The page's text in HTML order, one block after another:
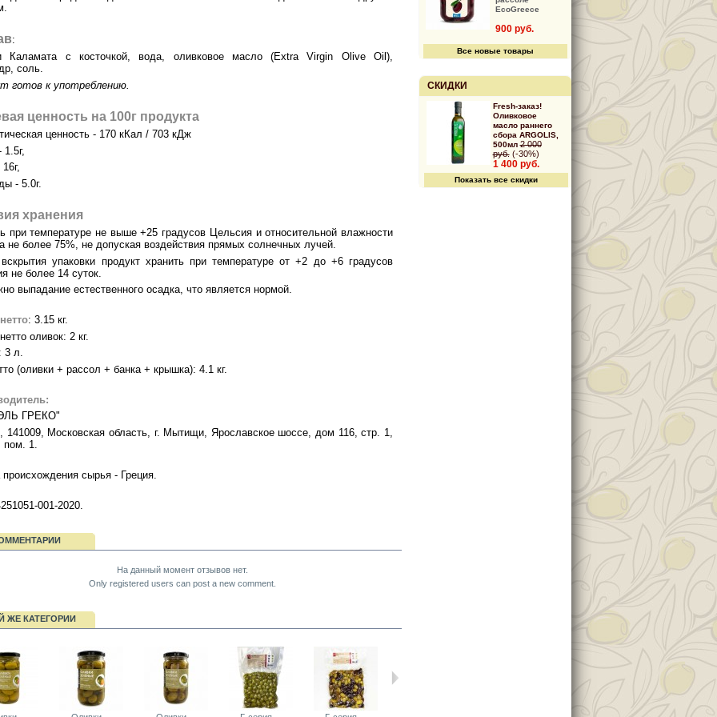
:
Каламата с косточкой, вода, оливковое масло (Extra Virgin Olive Oil),
соль.
готов к употреблению.
ценность на 100г продукта
ценность - 170 кКал / 703 кДж
- 5.0г.
хранения
при температуре не выше +25 градусов Цельсия и относительной влажности
не более 75%, не допуская воздействия прямых солнечных лучей.
упаковки продукт хранить при температуре от +2 до +6 градусов
не более 14 суток.
выпадание естественного осадка, что является нормой.
: 3.15 кг.
оливок: 2 кг.
3 л.
(оливки + рассол + банка + крышка): 4.1 кг.
ГРЕКО"
141009, Московская область, г. Мытищи, Ярославское шоссе, дом 116, стр. 1,
1.
сырья - Греция.
001-2020.
На данный момент отзывов нет.
Only registered users can post a new comment.
ЖЕ КАТЕГОРИИ
EcoGreece
900 руб.
Все новые товары
СКИДКИ
Fresh-заказ!
Оливковое
масло раннего
сбора ARGOLIS,
500мл 2 000
руб. (-30%)
1 400 руб.
Показать все скидки